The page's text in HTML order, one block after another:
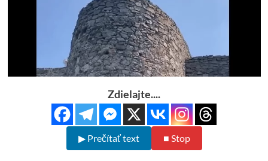
Zdielajte....
▶ Prečítať text ■ Stop